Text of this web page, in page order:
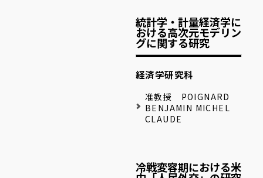
統計学・計量経済学に
おける高次元モデリン
グに関する研究
経済学研究科
准教授 POIGNARD
BENJAMIN MICHEL
CLAUDE
冷戦変容期における米